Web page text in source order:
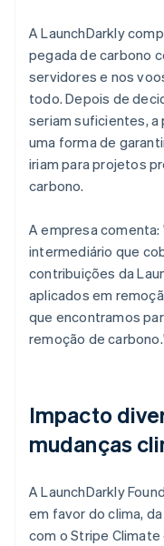
A LaunchDarkly
pegada de carbono
servidores e nos
todo. Depois de
seriam suficientes, a
uma forma de
iriam para projetos
carbono.
A empresa comenta:
intermediário que
contribuições da
aplicados em
que encontramos
remoção de
Impacto
mudanças
A LaunchDarkly
em favor do clima,
com o Stripe